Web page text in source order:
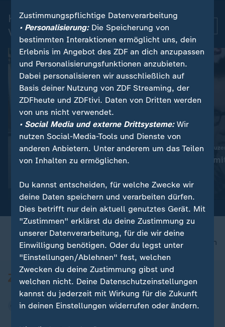
Kurznachrichten: Aktuelle
Videos
US-Berufungsgericht:
Trumps Ballsaal-Projekt
Video0:28
Britischer
William Orbit
Video 0:27
nach oben
Zustimmungspflichtige Datenverarbeitung
• Personalisierung:Die Speicherung von
bestimmten Interaktionen ermöglicht uns, dein
Erlebnis im Angebot des ZDF an dich anzupassen
und Personalisierungsfunktionen anzubieten.
Dabei personalisieren wir ausschließlich auf
Basis deiner Nutzung von ZDF Streaming, der
ZDFheute und ZDFtivi. Daten von Dritten werden
von uns nicht verwendet.
• Social Media und externe Drittsysteme:Wir
nutzen Social-Media-Tools und Dienste von
anderen Anbietern. Unter anderem um das Teilen
von Inhalten zu ermöglichen.
Du kannst entscheiden, für welche Zwecke wir
deine Daten speichern und verarbeiten dürfen.
Dies betrifft nur dein aktuell genutztes Gerät. Mit
"Zustimmen" erklärst du deine Zustimmung zu
unserer Datenverarbeitung, für die wir deine
Einwilligung benötigen. Oder du legst unter
"Einstellungen/Ablehnen" fest, welchen
Zwecken du deine Zustimmung gibst und
welchen nicht. Deine Datenschutzeinstellungen
kannst du jederzeit mit Wirkung für die Zukunft
in deinen Einstellungen widerrufen oder ändern.